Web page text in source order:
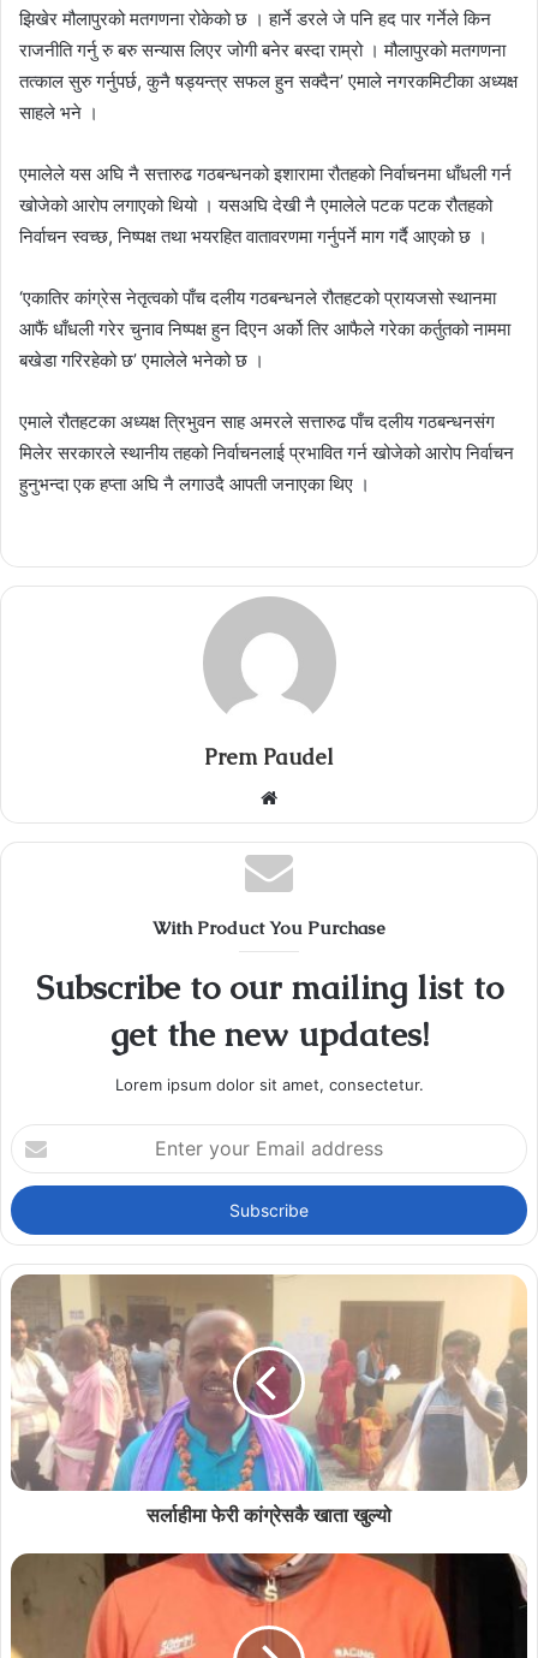
झिखेर मौलापुरको मतगणना रोकेको छ । हार्ने डरले जे पनि हद पार गर्नेले किन
राजनीति गर्नु रु बरु सन्यास लिएर जोगी बनेर बस्दा राम्रो । मौलापुरको मतगणना
तत्काल सुरु गर्नुपर्छ, कुनै षड्यन्त्र सफल हुन सक्दैन’ एमाले नगरकमिटीका अध्यक्ष
साहले भने ।
एमालेले यस अघि नै सत्तारुढ गठबन्धनको इशारामा रौतहको निर्वाचनमा धाँधली गर्न
खोजेको आरोप लगाएको थियो । यसअघि देखी नै एमालेले पटक पटक रौतहको
निर्वाचन स्वच्छ, निष्पक्ष तथा भयरहित वातावरणमा गर्नुपर्ने माग गर्दै आएको छ ।
‘एकातिर कांग्रेस नेतृत्वको पाँच दलीय गठबन्धनले रौतहटको प्रायजसो स्थानमा
आफैं धाँधली गरेर चुनाव निष्पक्ष हुन दिएन अर्को तिर आफैले गरेका कर्तुतको नाममा
बखेडा गरिरहेको छ’ एमालेले भनेको छ ।
एमाले रौतहटका अध्यक्ष त्रिभुवन साह अमरले सत्तारुढ पाँच दलीय गठबन्धनसंग
मिलेर सरकारले स्थानीय तहको निर्वाचनलाई प्रभावित गर्न खोजेको आरोप निर्वाचन
हुनुभन्दा एक हप्ता अघि नै लगाउदै आपती जनाएका थिए ।
Prem Paudel
Website
With Product You Purchase
Subscribe to our mailing list to
get the new updates!
Lorem ipsum dolor sit amet, consectetur.
Enter
your
Email
address
सर्लाहीमा फेरी कांग्रेसकै खाता खुल्यो